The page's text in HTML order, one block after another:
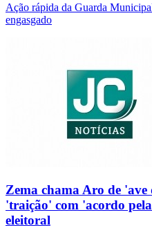
Ação rápida da Guarda
engasgado
Zema chama Aro de
'traição' com 'acordo
eleitoral